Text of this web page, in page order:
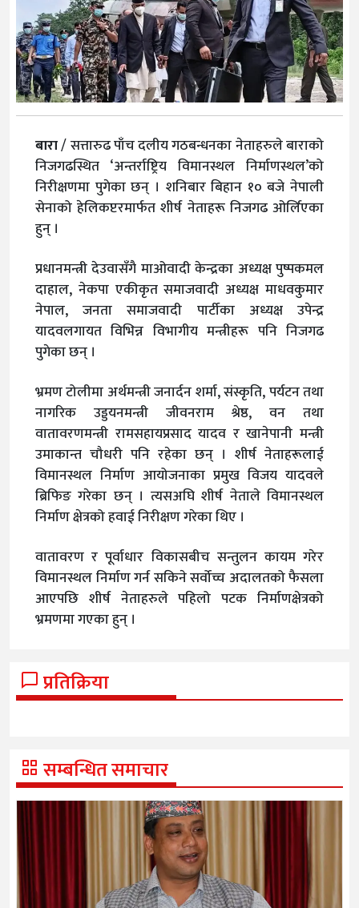
बारा/ सत्तारुढ पाँच दलीय गठबन्धनका नेताहरुले बाराको
निजगढस्थित ‘अन्तर्राष्ट्रिय विमानस्थल निर्माणस्थल’को
निरीक्षणमा पुगेका छन् । शनिबार बिहान १० बजे नेपाली
सेनाको हेलिकप्टरमार्फत शीर्ष नेताहरू निजगढ ओर्लिएका
हुन् ।
प्रधानमन्त्री देउवासँगै माओवादी केन्द्रका अध्यक्ष पुष्पकमल
दाहाल, नेकपा एकीकृत समाजवादी अध्यक्ष माधवकुमार
नेपाल, जनता समाजवादी पार्टीका अध्यक्ष उपेन्द्र
यादवलगायत विभिन्न विभागीय मन्त्रीहरू पनि निजगढ
पुगेका छन् ।
भ्रमण टोलीमा अर्थमन्त्री जनार्दन शर्मा, संस्कृति, पर्यटन तथा
नागरिक उड्डयनमन्त्री जीवनराम श्रेष्ठ, वन तथा
वातावरणमन्त्री रामसहायप्रसाद यादव र खानेपानी मन्त्री
उमाकान्त चौधरी पनि रहेका छन् । शीर्ष नेताहरूलाई
विमानस्थल निर्माण आयोजनाका प्रमुख विजय यादवले
ब्रिफिङ गरेका छन् । त्यसअघि शीर्ष नेताले विमानस्थल
निर्माण क्षेत्रको हवाई निरीक्षण गरेका थिए ।
वातावरण र पूर्वाधार विकासबीच सन्तुलन कायम गरेर
विमानस्थल निर्माण गर्न सकिने सर्वोच्च अदालतको फैसला
आएपछि शीर्ष नेताहरुले पहिलो पटक निर्माणक्षेत्रको
भ्रमणमा गएका हुन् ।
प्रतिक्रिया
सम्बन्धित समाचार